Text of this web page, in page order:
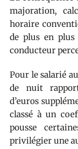
majoration,
horaire
de plus en
conducteur
Pour le salarié
de nuit
d’euros
classé à un
pousse
privilégier une